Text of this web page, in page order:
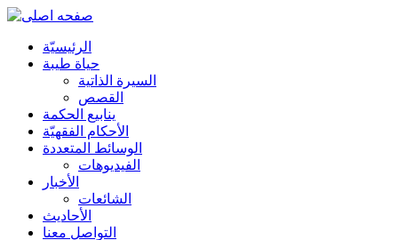
الرئیسیّة
حياة طيبة
السيرة الذاتية
القصص
ينابيع الحكمة
الأحکام الفقهیّة
الوسائط المتعددة
الفیدیوهات
الأخبار
الشائعات
الأحادیث
التواصل معنا